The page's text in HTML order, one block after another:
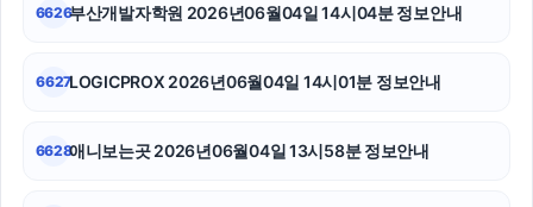
6626부산개발자학원 2026년06월04일 14시04분 정보안내
6627LOGICPROX 2026년06월04일 14시01분 정보안내
6628애니보는곳 2026년06월04일 13시58분 정보안내